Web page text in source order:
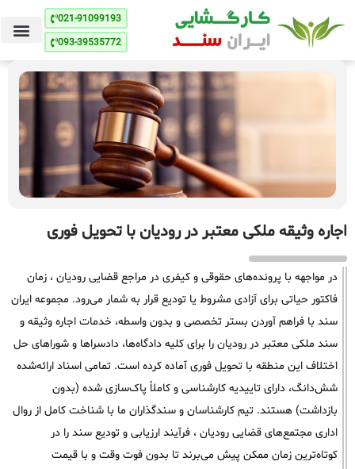
021-91099193
093-39535772
اجاره وثیقه ملکی معتبر در رودیان با تحویل فوری
در مواجهه با پرونده‌های حقوقی و کیفری در مراجع قضایی رودیان ، زمان
فاکتور حیاتی برای آزادی مشروط یا تودیع قرار به شمار می‌رود. مجموعه ایران
سند با فراهم آوردن بستر تخصصی و بدون واسطه، خدمات اجاره وثیقه و
سند ملکی معتبر در رودیان را برای کلیه دادگاه‌ها، دادسراها و شوراهای حل
اختلاف این منطقه با تحویل فوری آماده کرده است. تمامی اسناد ارائه‌شده
شش‌دانگ، دارای تاییدیه کارشناسی و کاملاً پاک‌سازی شده (بدون
بازداشت) هستند. تیم کارشناسان و سندگذاران ما با شناخت کامل از روال
اداری مجتمع‌های قضایی رودیان ، فرآیند ارزیابی و تودیع سند را در
کوتاه‌ترین زمان ممکن پیش می‌برند تا بدون فوت وقت و با قیمت